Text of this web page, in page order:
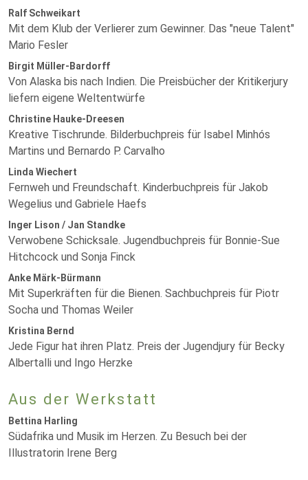
Ralf Schweikart
Mit dem Klub der Verlierer zum Gewinner. Das "neue Talent"
Mario Fesler
Birgit Müller-Bardorff
Von Alaska bis nach Indien. Die Preisbücher der Kritikerjury
liefern eigene Weltentwürfe
Christine Hauke-Dreesen
Kreative Tischrunde. Bilderbuchpreis für Isabel Minhós
Martins und Bernardo P. Carvalho
Linda Wiechert
Fernweh und Freundschaft. Kinderbuchpreis für Jakob
Wegelius und Gabriele Haefs
Inger Lison / Jan Standke
Verwobene Schicksale. Jugendbuchpreis für Bonnie-Sue
Hitchcock und Sonja Finck
Anke Märk-Bürmann
Mit Superkräften für die Bienen. Sachbuchpreis für Piotr
Socha und Thomas Weiler
Kristina Bernd
Jede Figur hat ihren Platz. Preis der Jugendjury für Becky
Albertalli und Ingo Herzke
Aus der Werkstatt
Bettina Harling
Südafrika und Musik im Herzen. Zu Besuch bei der
Illustratorin Irene Berg